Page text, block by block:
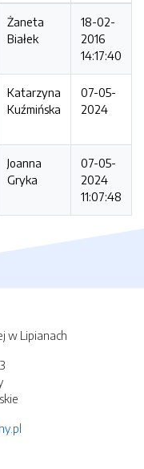
Żaneta
Białek
18-02-
2016
14:17:40
Katarzyna
Kuźmińska
07-05-
2024
Joanna
Gryka
07-05-
2024
11:07:48
w Lipianach